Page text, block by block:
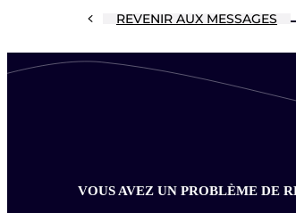
REVENIR AUX MESSAGES
VOUS AVEZ UN PROBLÈME DE